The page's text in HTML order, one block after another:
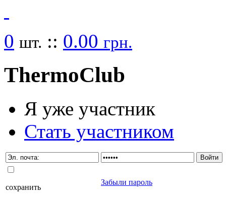
0 шт. :: 0.00 грн.
ThermoClub
Я уже участник
Стать участником
сохранить
Забыли пароль